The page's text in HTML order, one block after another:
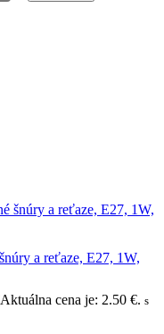
a reťaze, E27, 1W,
Aktuálna cena je: 2.50 €. s